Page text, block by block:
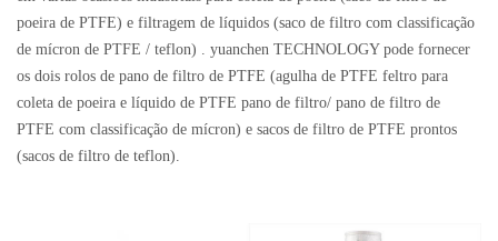
poeira de PTFE) e filtragem de líquidos (saco de filtro com classificação
de mícron de PTFE / teflon) . yuanchen TECHNOLOGY pode fornecer
os dois rolos de pano de filtro de PTFE (agulha de PTFE feltro para
coleta de poeira e líquido de PTFE pano de filtro/ pano de filtro de
PTFE com classificação de mícron) e sacos de filtro de PTFE prontos
(sacos de filtro de teflon).